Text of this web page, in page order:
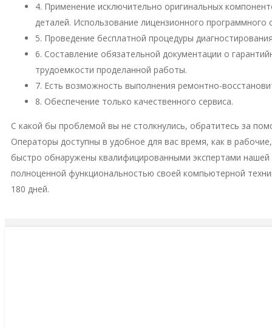
4. Применение исключительно оригинальных
деталей. Использование лицензионного
5. Проведение бесплатной процедуры
6. Составление обязательной документации о
трудоемкости проделанной работы.
7. Есть возможность выполнения ремонтно-
8. Обеспечение только качественного сервиса.
С какой бы проблемой вы не столкнулись, обратитесь за
Операторы доступны в удобное для вас время, как в
быстро обнаружены квалифицированными экспертами
полноценной функциональностью своей компьютерной
180 дней.